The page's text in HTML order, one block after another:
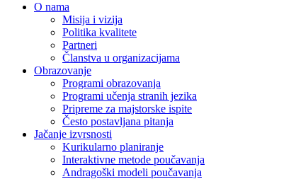
O nama
Misija i vizija
Politika kvalitete
Partneri
Članstva u organizacijama
Obrazovanje
Programi obrazovanja
Programi učenja stranih jezika
Pripreme za majstorske ispite
Često postavljana pitanja
Jačanje izvrsnosti
Kurikularno planiranje
Interaktivne metode poučavanja
Andragoški modeli poučavanja